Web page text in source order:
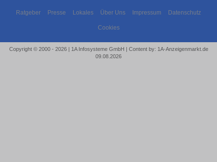
Ratgeber Presse Lokales Über Uns Impressum Datenschutz
Cookies
Copyright © 2000 - 2026 | 1A Infosysteme GmbH | Content by: 1A-Anzeigenmarkt.de
09.08.2026